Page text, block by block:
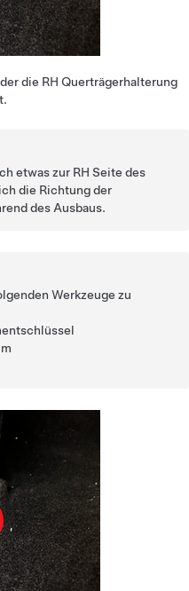
die RH Querträgerhalterung
etwas zur RH Seite des
die Richtung der
des Ausbaus.
Werkzeuge zu